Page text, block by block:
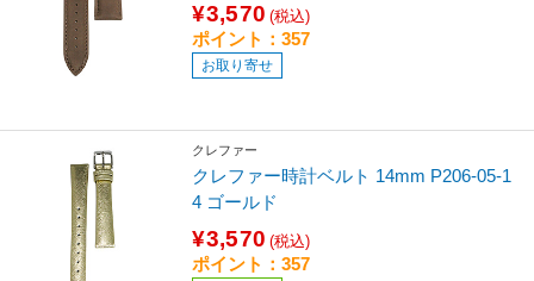
¥3,570 (税込)
ポイント：357
お取り寄せ
クレファー
クレファー時計ベルト 14mm P206-05-1
4 ゴールド
¥3,570 (税込)
ポイント：357